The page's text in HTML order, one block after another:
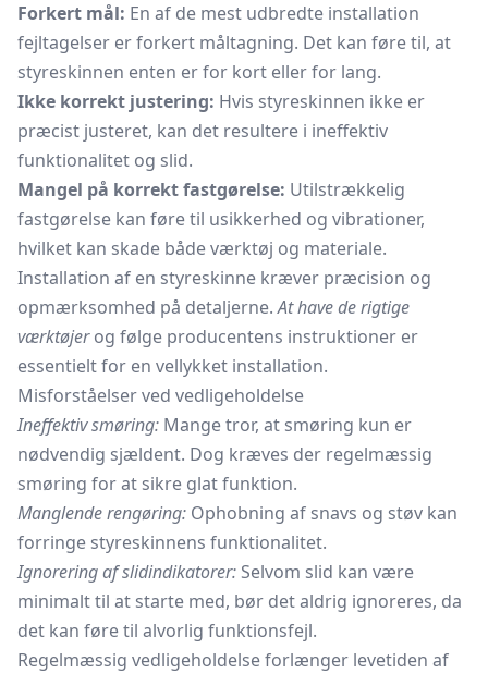
Forkert mål: En af de mest udbredte installation
fejltagelser er forkert måltagning. Det kan føre til, at
styreskinnen enten er for kort eller for lang.
Ikke korrekt justering: Hvis styreskinnen ikke er
præcist justeret, kan det resultere i ineffektiv
funktionalitet og slid.
Mangel på korrekt fastgørelse: Utilstrækkelig
fastgørelse kan føre til usikkerhed og vibrationer,
hvilket kan skade både værktøj og materiale.
Installation af en styreskinne kræver præcision og
opmærksomhed på detaljerne.At have de rigtige
værktøjerog følge producentens instruktioner er
essentielt for en vellykket installation.
Misforståelser ved vedligeholdelse
Ineffektiv smøring: Mange tror, at smøring kun er
nødvendig sjældent. Dog kræves der regelmæssig
smøring for at sikre glat funktion.
Manglende rengøring: Ophobning af snavs og støv kan
forringe styreskinnens funktionalitet.
Ignorering af slidindikatorer: Selvom slid kan være
minimalt til at starte med, bør det aldrig ignoreres, da
det kan føre til alvorlig funktionsfejl.
Regelmæssig vedligeholdelse forlænger levetiden af